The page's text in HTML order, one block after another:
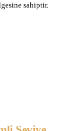
sahiptir.